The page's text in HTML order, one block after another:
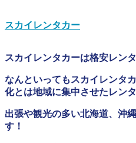
スカイレンタカー
スカイレンタカーは格安レン
なんといってもスカイレンタ
化とは地域に集中させたレン
出張や観光の多い北海道、沖
す！